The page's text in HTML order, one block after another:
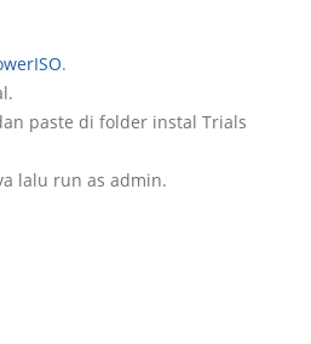
.
paste di folder instal Trials
lalu run as admin.